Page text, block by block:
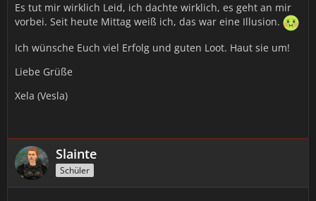
Es tut mir wirklich Leid, ich dachte wirklich, es geht an mir
vorbei. Seit heute Mittag weiß ich, das war eine Illusion.
Ich wünsche Euch viel Erfolg und guten Loot. Haut sie um!
Liebe Grüße
Xela (Vesla)
Slainte
Schüler